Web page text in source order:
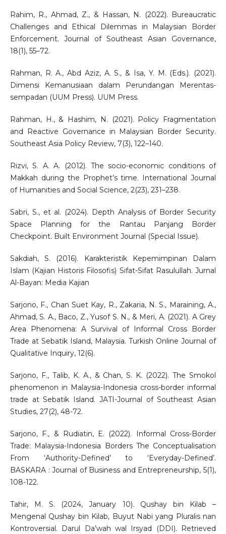
Rahim, R., Ahmad, Z., & Hassan, N. (2022). Bureaucratic
Challenges and Ethical Dilemmas in Malaysian Border
Enforcement. Journal of Southeast Asian Governance,
18(1), 55–72.
Rahman, R. A., Abd Aziz, A. S., & Isa, Y. M. (Eds.). (2021).
Dimensi Kemanusiaan dalam Perundangan Merentas-
sempadan (UUM Press). UUM Press.
Rahman, H., & Hashim, N. (2021). Policy Fragmentation
and Reactive Governance in Malaysian Border Security.
Southeast Asia Policy Review, 7(3), 122–140.
Rizvi, S. A. A. (2012). The socio-economic conditions of
Makkah during the Prophet’s time. International Journal
of Humanities and Social Science, 2(23), 231–238.
Sabri, S., et al. (2024). Depth Analysis of Border Security
Space Planning for the Rantau Panjang Border
Checkpoint. Built Environment Journal (Special Issue).
Sakdiah, S. (2016). Karakteristik Kepemimpinan Dalam
Islam (Kajian Historis Filosofis) Sifat-Sifat Rasulullah. Jurnal
Al-Bayan: Media Kajian
Sarjono, F., Chan Suet Kay, R., Zakaria, N. S., Maraining, A.,
Ahmad, S. A., Baco, Z., Yusof S. N., & Meri, A. (2021). A Grey
Area Phenomena: A Survival of Informal Cross Border
Trade at Sebatik Island, Malaysia. Turkish Online Journal of
Qualitative Inquiry, 12(6).
Sarjono, F., Talib, K. A., & Chan, S. K. (2022). The Smokol
phenomenon in Malaysia-Indonesia cross-border informal
trade at Sebatik Island. JATI-Journal of Southeast Asian
Studies, 27(2), 48-72.
Sarjono, F., & Rudiatin, E. (2022). Informal Cross-Border
Trade: Malaysia-Indonesia Borders The Conceptualisation
From ‘Authority-Defined’ to ‘Everyday-Defined’.
BASKARA : Journal of Business and Entrepreneurship, 5(1),
108-122.
Tahir, M. S. (2024, January 10). Qushay bin Kilab –
Mengenal Qushay bin Kilab, Buyut Nabi yang Pluralis nan
Kontroversial. Darul Da’wah wal Irsyad (DDI). Retrieved